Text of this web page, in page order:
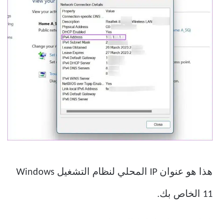
هذا هو عنوان IP المحلي لنظام التشغيل Windows
11 الخاص بك.